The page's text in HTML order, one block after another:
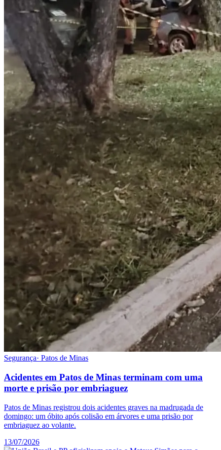
Segurança· Patos de Minas
Acidentes em Patos de Minas terminam com uma
morte e prisão por embriaguez
Patos de Minas registrou dois acidentes graves na madrugada de
domingo: um óbito após colisão em árvores e uma prisão por
embriaguez ao volante.
13/07/2026